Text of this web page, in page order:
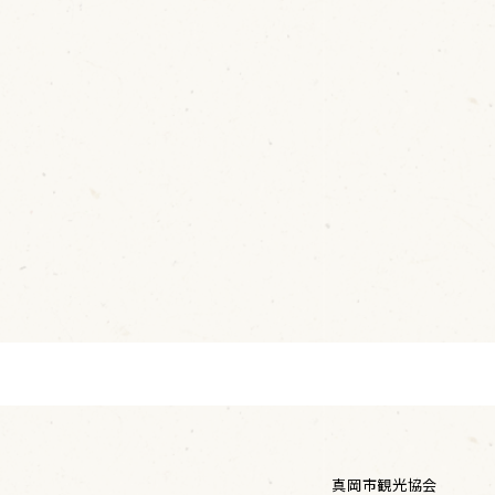
真岡市観光協会